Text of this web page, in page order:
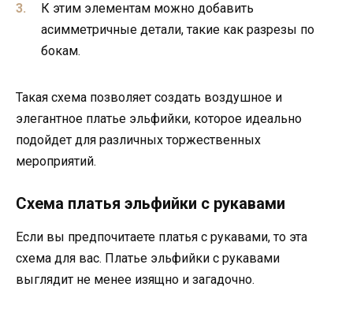
К этим элементам можно добавить
асимметричные детали, такие как разрезы по
бокам.
Такая схема позволяет создать воздушное и
элегантное платье эльфийки, которое идеально
подойдет для различных торжественных
мероприятий.
Схема платья эльфийки с рукавами
Если вы предпочитаете платья с рукавами, то эта
схема для вас. Платье эльфийки с рукавами
выглядит не менее изящно и загадочно.